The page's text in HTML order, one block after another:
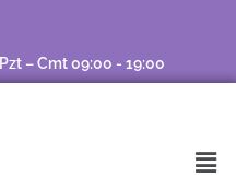
Pzt – Cmt 09:00 - 19:00